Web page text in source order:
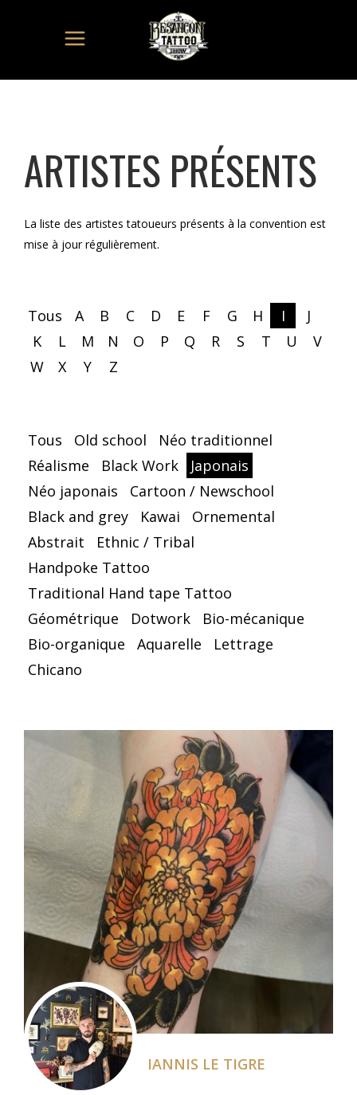
ARTISTES PRÉSENTS
La liste des artistes tatoueurs présents à la convention est
mise à jour régulièrement.
Tous A B C D E F G H I
J
K
L M N O P Q R S T U
V
W
X Y Z
Tous Old school
Néo traditionnel
Réalisme
Black Work
Japonais
Néo japonais
Cartoon / Newschool
Black and grey
Kawai
Ornemental
Abstrait
Ethnic / Tribal
Handpoke Tattoo
Traditional Hand tape Tattoo
Géométrique
Dotwork
Bio-mécanique
Bio-organique
Aquarelle
Lettrage
Chicano
IANNIS LE TIGRE